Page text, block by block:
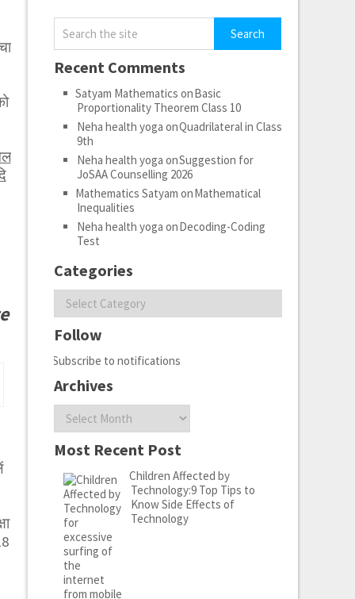
Recent Comments
Satyam Mathematics onBasic
Proportionality Theorem Class 10
Neha health yoga onQuadrilateral in Class
9th
Neha health yoga onSuggestion for
JoSAA Counselling 2026
Mathematics Satyam onMathematical
Inequalities
Neha health yoga onDecoding-Coding
Test
Categories
Categories
Follow
Subscribe to notifications
Archives
Archives
Most Recent Post
Children Affected by
Technology:9 Top Tips to
Know Side Effects of
Technology